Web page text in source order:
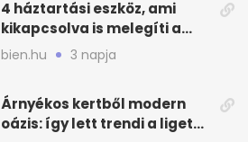
4 háztartási eszköz, ami
kikapcsolva is melegíti a
lakást
bien.hu 3 napja
Árnyékos kertből modern
oázis: így lett trendi a ligetes